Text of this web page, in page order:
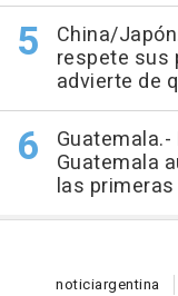
China/
respete sus
advierte de
Guatemala
las
noticiargentina